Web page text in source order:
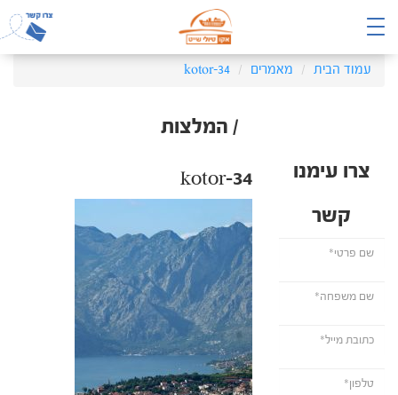
עמוד הבית מאמרים kotor-34
/ המלצות
צרו עימנו
קשר
kotor-34